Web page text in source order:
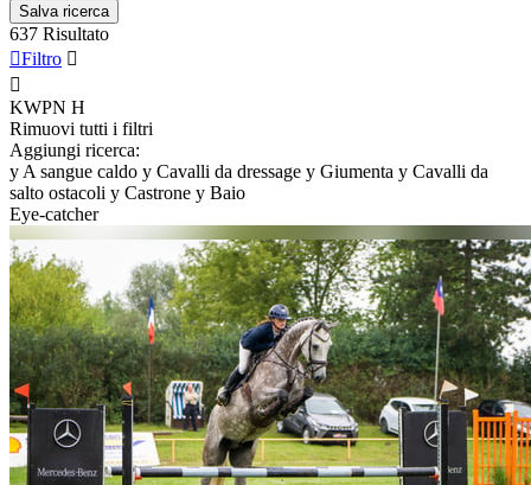
Salva ricerca
637 Risultato
Filtro 

KWPN H
Rimuovi tutti i filtri
Aggiungi ricerca:
y A sangue caldo y Cavalli da dressage y Giumenta y Cavalli da
salto ostacoli y Castrone y Baio
Eye-catcher